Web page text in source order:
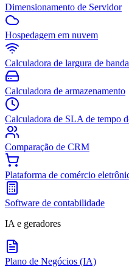
Dimensionamento de Servidor
Hospedagem em nuvem
Calculadora de largura de banda
Calculadora de armazenamento
Calculadora de SLA de tempo
Comparação de CRM
Plataforma de comércio
Software de contabilidade
IA e geradores
Plano de Negócios (IA)